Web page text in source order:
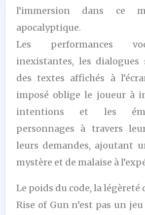
l’immersion dans ce
apocalyptique.
Les performances
inexistantes, les
des textes affichés à
imposé oblige le joueur à
intentions et les
personnages à travers
leurs demandes, ajoutant
mystère et de malaise à
Le poids du code, la légèreté
Rise of Gun n’est pas un